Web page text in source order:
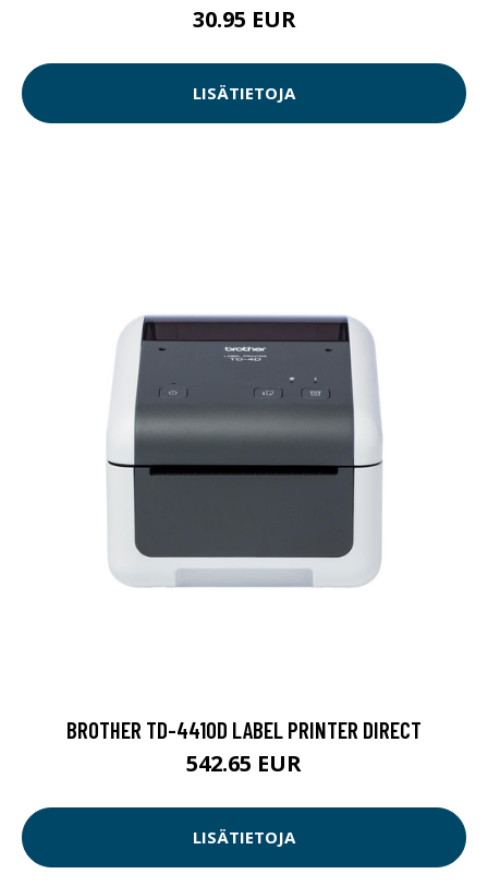
30.95 EUR
LISÄTIETOJA
BROTHER TD-4410D LABEL PRINTER DIRECT
542.65 EUR
LISÄTIETOJA